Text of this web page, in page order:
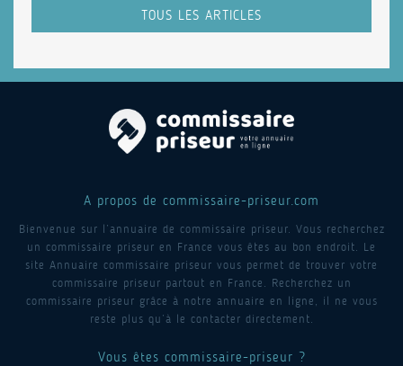
TOUS LES ARTICLES
A propos de commissaire-priseur.com
Bienvenue sur l’annuaire de commissaire priseur. Vous recherchez
un commissaire priseur en France vous êtes au bon endroit. Le
site Annuaire commissaire priseur vous permet de trouver votre
commissaire priseur partout en France. Recherchez un
commissaire priseur grâce à notre annuaire en ligne, il ne vous
reste plus qu’à le contacter directement.
Vous êtes commissaire-priseur ?